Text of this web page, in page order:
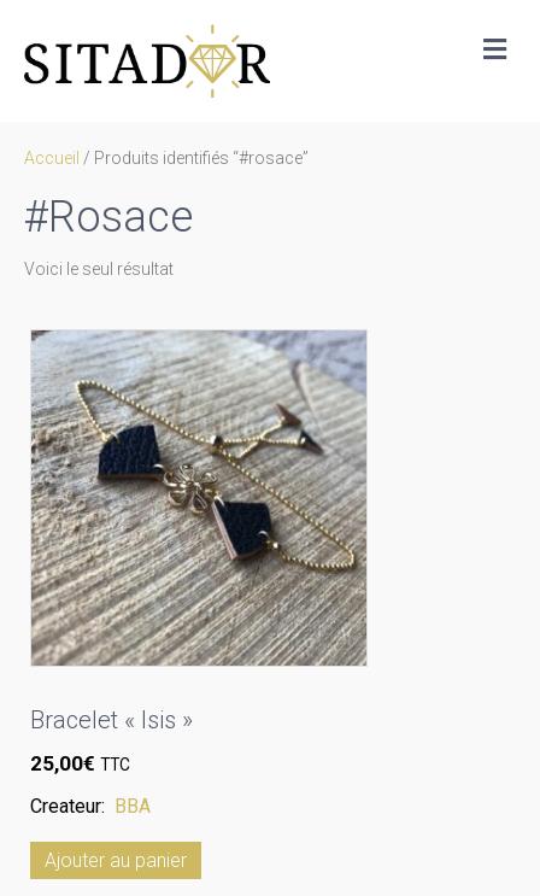
Accueil / Produits identifiés “#rosace”
#rosace
Voici le seul résultat
Bracelet « Isis »
25,00€ TTC
Createur: BBA
Ajouter au panier